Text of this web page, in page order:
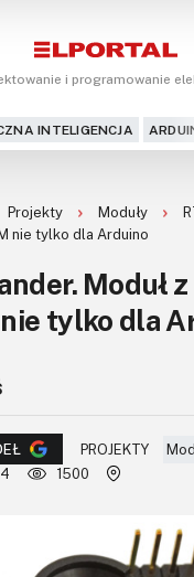
i programowanie
INTELIGENCJA
Projekty Moduły
nie tylko dla Arduino
Moduł
nie tylko dla
PROJEKTY
1500